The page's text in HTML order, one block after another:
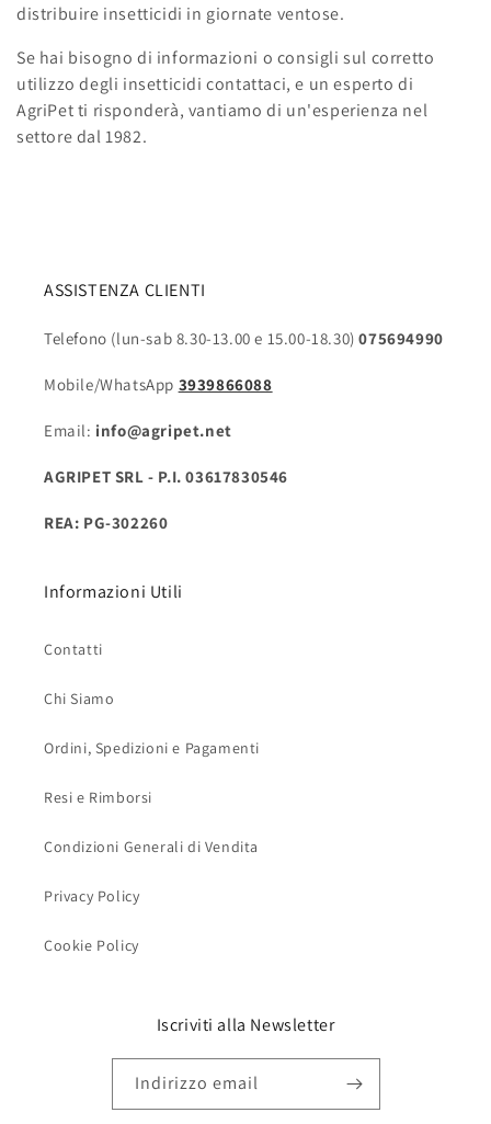
distribuire insetticidi in giornate ventose.
Se hai bisogno di informazioni o consigli sul corretto
utilizzo degli insetticidi contattaci, e un esperto di
AgriPet ti risponderà, vantiamo di un'esperienza nel
settore dal 1982.
ASSISTENZA CLIENTI
Telefono (lun-sab 8.30-13.00 e 15.00-18.30)075694990
Mobile/WhatsApp 3939866088
Email: info@agripet.net
AGRIPET SRL - P.I. 03617830546
REA: PG-302260
Informazioni Utili
Contatti
Chi Siamo
Ordini, Spedizioni e Pagamenti
Resi e Rimborsi
Condizioni Generali di Vendita
Privacy Policy
Cookie Policy
Iscriviti alla Newsletter
Indirizzo email